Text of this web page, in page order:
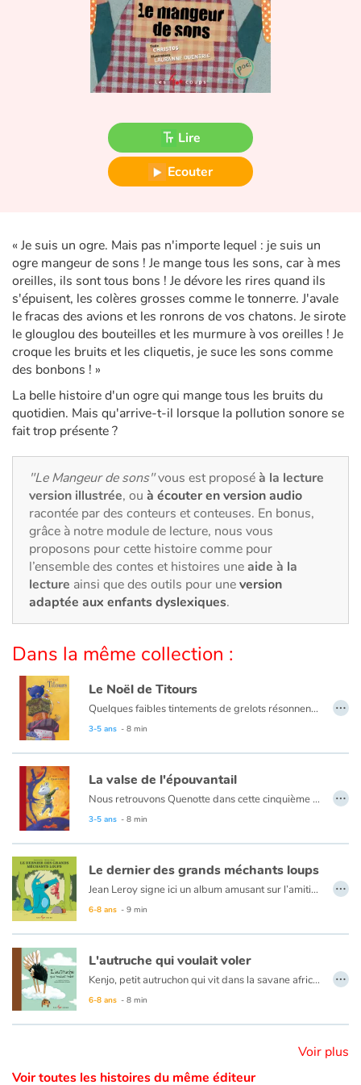
Fable, mythe, littérature et poésie
Princesses et princes, rois, reines et dragons
Ogres, monstres et sorcières
Écologie, nature, saisons
Voyage, épopée, enquête, aventure
Autour du monde
Apprentissage
Art, espace, activité
Documentaires
Quotidien et loisirs
À l'école
Fêtes et évènements
Amour et amitié
Sujets de société
Émotions et sentiments
Formats et illustrations
Contraste +
Aide
Accueil
Famille
Écoles
Médiathèques
Vidéos & Tutoriaux
Lire
Ecouter
« Je suis un ogre. Mais pas n'importe lequel : je suis un
ogre mangeur de sons ! Je mange tous les sons, car à mes
oreilles, ils sont tous bons ! Je dévore les rires quand ils
s'épuisent, les colères grosses comme le tonnerre. J'avale
le fracas des avions et les ronrons de vos chatons. Je sirote
le glouglou des bouteilles et les murmure à vos oreilles ! Je
croque les bruits et les cliquetis, je suce les sons comme
des bonbons ! »
La belle histoire d'un ogre qui mange tous les bruits du
quotidien. Mais qu'arrive-t-il lorsque la pollution sonore se
fait trop présente ?
"Le Mangeur de sons"vous est proposéà la lecture
version illustrée, ou à écouter en version audio
racontée par des conteurs et conteuses. En bonus,
grâce à notre module de lecture, nous vous
proposons pour cette histoire comme pour
l’ensemble des contes et histoires uneaide à la
lecture ainsi que des outils pour uneversion
adaptée aux enfants dyslexiques.
Dans la même collection :
Le Noël de Titours
Quelques faibles tintements de grelots résonnent encore au loin, puis le silence envahit la pièce... Quenotte découvre alors un ours en peluche qui ne veut pas être un jouet et qui exige sa maman! Notre courageuse souris décide d'accompagner l'ourson pour la retrouver : une grande aventure les attend! Vous ne regarderez plus jamais les étoiles de la même façon...
3-5 ans - 8 min
…
La valse de l'épouvantail
Nous retrouvons Quenotte dans cette cinquième aventure un peu particulière... C'est l'automne : du bruit, une plainte... et un épouvantail qui doit se faire brûler puisque les fermiers trouvent qu'il ne sert plus à rien. Comment la petite souris va-t-elle aider son nouvel ami ?
3-5 ans - 8 min
…
Le dernier des grands méchants loups
Jean Leroy signe ici un album amusant sur l’amitié et sur ce qui nous fait peur (ou non), mettant en scène d’un côté, une petite fille qui a tout vu, et de l’autre, un grand méchant loup qui n’effraie plus personne. Au texte amusant et plein de sensibilité, qui multiplie les clins d’œil au Petit Chaperon rouge, se greffent les illustrations vives et spontanées d’Olivier Dutto.
6-8 ans - 9 min
…
L'autruche qui voulait voler
Kenjo, petit autruchon qui vit dans la savane africaine avec sa famille rêve de voler. Mais une autruche, cela ne vole pas…
6-8 ans - 8 min
…
Voir plus
Voir toutes les histoires du même éditeur